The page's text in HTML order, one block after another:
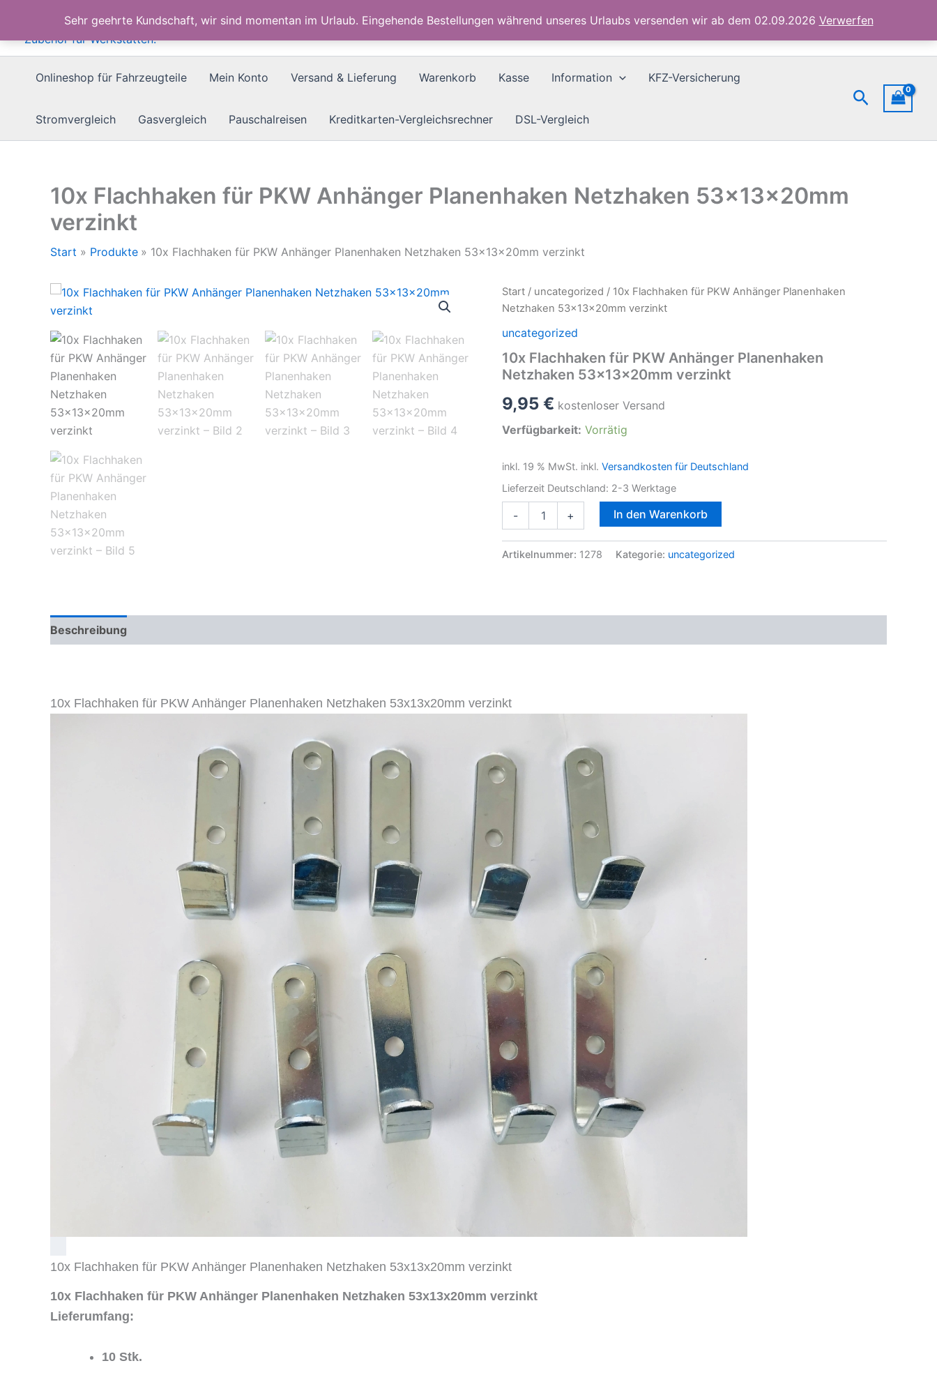
Sehr geehrte Kundschaft, wir sind momentan im Urlaub. Eingehende Bestellungen während unseres Urlaubs versenden wir ab dem 02.09.2026 Verwerfen
springen
Onlineshop für Fahrzeugteile Mein Konto Versand & Lieferung Warenkorb Kasse Information KFZ-Versicherung
Stromvergleich Gasvergleich Pauschalreisen Kreditkarten-Vergleichsrechner DSL-Vergleich
Suchen
10x Flachhaken für PKW Anhänger Planenhaken Netzhaken 53x13x20mm
verzinkt
Start Produkte 10x Flachhaken für PKW Anhänger Planenhaken Netzhaken 53x13x20mm verzinkt
Start / uncategorized / 10x Flachhaken für PKW Anhänger Planenhaken
Netzhaken 53x13x20mm verzinkt
uncategorized
10x Flachhaken für PKW Anhänger Planenhaken
Netzhaken 53x13x20mm verzinkt
9,95 € kostenloser Versand
Verfügbarkeit: Vorrätig
inkl. 19 % MwSt. inkl. Versandkosten für Deutschland
Lieferzeit Deutschland: 2-3 Werktage
-
Flachhaken
PKW
verzinkt
+ In den Warenkorb
Artikelnummer: 1278 Kategorie: uncategorized
Beschreibung
10x Flachhaken für PKW Anhänger Planenhaken Netzhaken 53x13x20mm verzinkt
10x Flachhaken für PKW Anhänger Planenhaken Netzhaken 53x13x20mm verzinkt
10x Flachhaken für PKW Anhänger Planenhaken Netzhaken 53x13x20mm verzinkt
Lieferumfang:
10 Stk.
Netzhaken
53x13x20mm
verzinkt
Menge